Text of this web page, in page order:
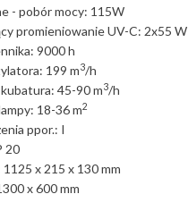
- pobór mocy: 115W
promieniowanie UV-C: 2x55 W
9000 h
199 m3/h
45-90 m3/h
18-36 m2
ppor.: I
20
x 215 x 130 mm
x 600 mm